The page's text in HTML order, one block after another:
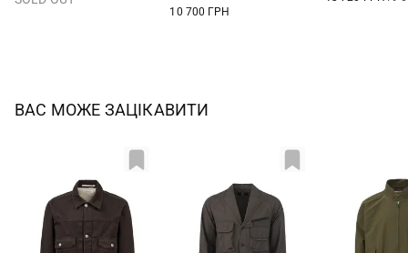
10 700 ГРН
ВАС МОЖЕ ЗАЦІКАВИТИ